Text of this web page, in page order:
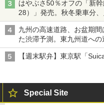
はやぶさ50％オフの「新
28）」発売。秋冬乗車分
九州の高速道路、お盆期
た渋滞予測。東九州道へ
【週末駅弁】東京駅「
Special Site